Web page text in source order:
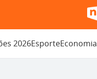
2026EsporteEconomia